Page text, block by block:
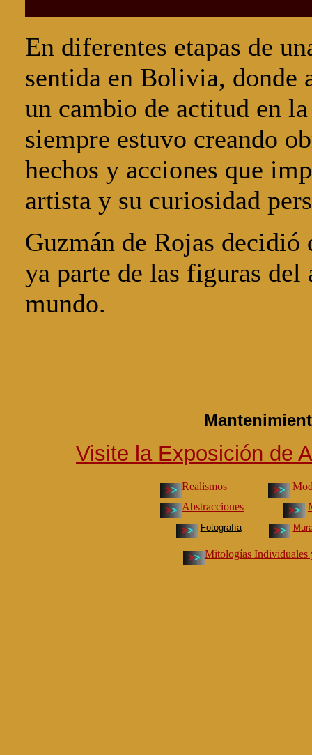
En diferentes etapas de
sentida en Bolivia, donde
un cambio de actitud en
siempre estuvo creando
hechos y acciones que
artista y su curiosidad
Guzmán de Rojas decidió
ya parte de las figuras
mundo.
Visite la Exposición de
Realismos
Abstracciones
Fotografía
Mitologías Individuales